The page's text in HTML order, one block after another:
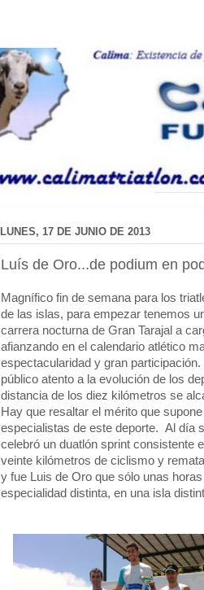
LUNES, 17 DE JUNIO DE 2013
Luís de Oro...de podium en
Magnífico fin de semana para los
de las islas, para empezar tenemos
carrera nocturna de Gran Tarajal a
afianzando en el calendario atlético
espectacularidad y gran
público atento a la evolución de los
distancia de los diez kilómetros se
Hay que resaltar el mérito que
especialistas de este deporte. Al día
celebró un duatlón sprint consistente
veinte kilómetros de ciclismo y
y fue Luis de Oro que sólo unas
especialidad distinta, en una isla